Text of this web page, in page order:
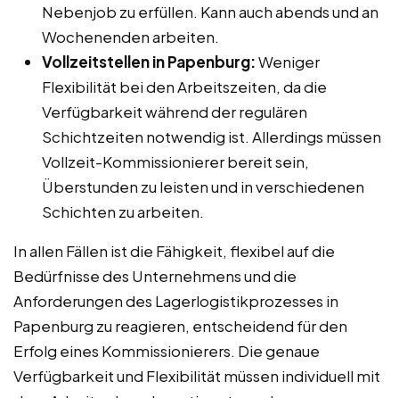
Nebenjob zu erfüllen. Kann auch abends und an
Wochenenden arbeiten.
Vollzeitstellen in Papenburg:Weniger
Flexibilität bei den Arbeitszeiten, da die
Verfügbarkeit während der regulären
Schichtzeiten notwendig ist. Allerdings müssen
Vollzeit-Kommissionierer bereit sein,
Überstunden zu leisten und in verschiedenen
Schichten zu arbeiten.
In allen Fällen ist die Fähigkeit, flexibel auf die
Bedürfnisse des Unternehmens und die
Anforderungen des Lagerlogistikprozesses in
Papenburg zu reagieren, entscheidend für den
Erfolg eines Kommissionierers. Die genaue
Verfügbarkeit und Flexibilität müssen individuell mit